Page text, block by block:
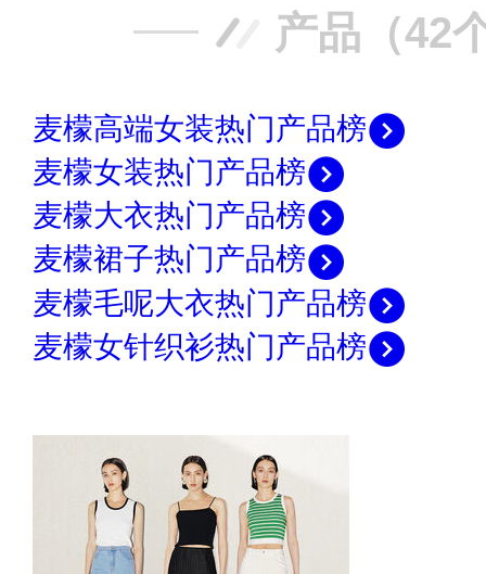
产品（42
麦檬高端女装热门产品榜
麦檬女装热门产品榜
麦檬大衣热门产品榜
麦檬裙子热门产品榜
麦檬毛呢大衣热门产品榜
麦檬女针织衫热门产品榜